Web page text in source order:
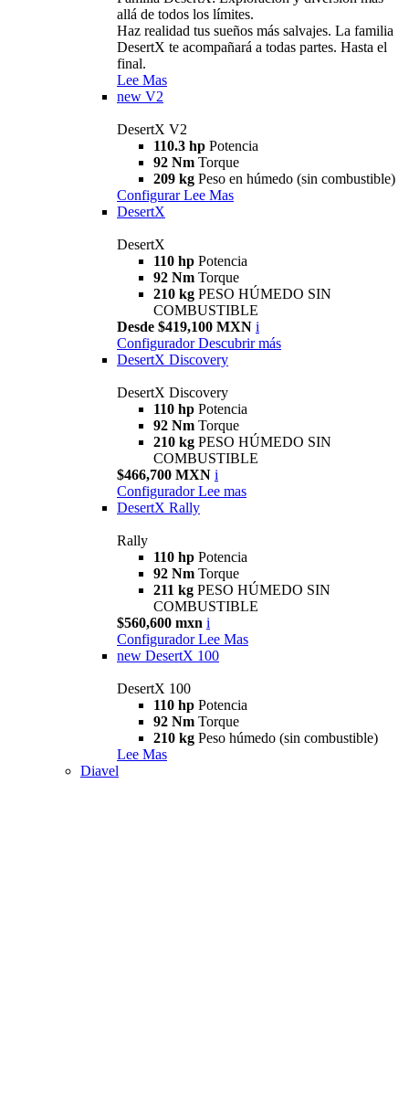
allá de todos los límites.
Haz realidad tus sueños más salvajes. La familia
DesertX te acompañará a todas partes. Hasta el
final.
Lee Mas
new V2
DesertX V2
110.3 hp Potencia
92 Nm Torque
209 kg Peso en húmedo (sin combustible)
Configurar Lee Mas
DesertX
DesertX
110 hp Potencia
92 Nm Torque
210 kg PESO HÚMEDO SIN
COMBUSTIBLE
Desde $419,100 MXN i
Configurador Descubrir más
DesertX Discovery
DesertX Discovery
110 hp Potencia
92 Nm Torque
210 kg PESO HÚMEDO SIN
COMBUSTIBLE
$466,700 MXN i
Configurador Lee mas
DesertX Rally
Rally
110 hp Potencia
92 Nm Torque
211 kg PESO HÚMEDO SIN
COMBUSTIBLE
$560,600 mxn i
Configurador Lee Mas
new DesertX 100
DesertX 100
110 hp Potencia
92 Nm Torque
210 kg Peso húmedo (sin combustible)
Lee Mas
Diavel